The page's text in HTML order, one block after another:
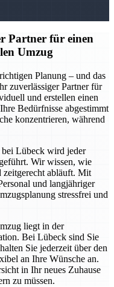
Partner für einen
Umzug
Planung – und das
zuverlässiger Partner für
und erstellen einen
Bedürfnisse abgestimmt
konzentrieren, während
Lübeck wird jeder
Wir wissen, wie
zeitgerecht abläuft. Mit
und langjähriger
stressfrei und
liegt in der
Bei Lübeck sind Sie
Sie jederzeit über den
an Ihre Wünsche an.
in Ihr neues Zuhause
zu müssen.